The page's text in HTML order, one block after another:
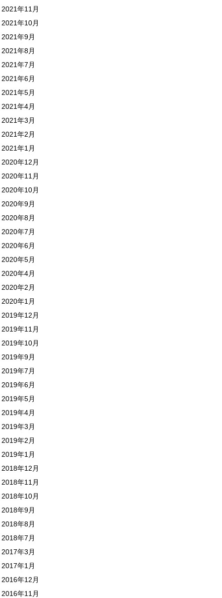
2021年11月
2021年10月
2021年9月
2021年8月
2021年7月
2021年6月
2021年5月
2021年4月
2021年3月
2021年2月
2021年1月
2020年12月
2020年11月
2020年10月
2020年9月
2020年8月
2020年7月
2020年6月
2020年5月
2020年4月
2020年2月
2020年1月
2019年12月
2019年11月
2019年10月
2019年9月
2019年7月
2019年6月
2019年5月
2019年4月
2019年3月
2019年2月
2019年1月
2018年12月
2018年11月
2018年10月
2018年9月
2018年8月
2018年7月
2017年3月
2017年1月
2016年12月
2016年11月